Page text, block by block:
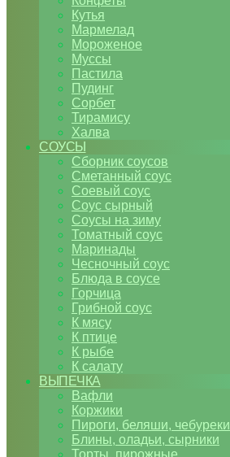
Кутья
Мармелад
Мороженое
Муссы
Пастила
Пудинг
Сорбет
Тирамису
Халва
СОУСЫ
Сборник соусов
Сметанный соус
Соевый соус
Соус сырный
Соусы на зиму
Томатный соус
Маринады
Чесночный соус
Блюда в соусе
Горчица
Грибной соус
К мясу
К птице
К рыбе
К салату
ВЫПЕЧКА
Вафли
Коржики
Пироги, беляши, чебуреки
Блины, оладьи, сырники
Торты, пирожные